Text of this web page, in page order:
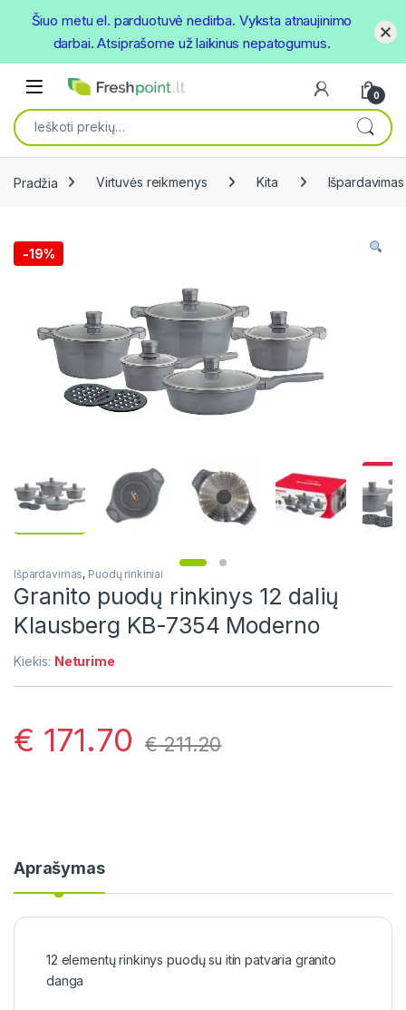
Open
0
Ieškoti:
Pradžia Virtuvės reikmenys Kita Išpardavimas
-19%
Išpardavimas, Puodų rinkiniai
Granito puodų rinkinys 12 dalių
Klausberg KB-7354 Moderno
Kiekis: Neturime
€ 171.70 €211.20
Aprašymas
12 elementų rinkinys puodų su itin patvaria granito
danga
Šiuo metu el. parduotuvė nedirba. Vyksta atnaujinimo
darbai. Atsiprašome už laikinus nepatogumus.